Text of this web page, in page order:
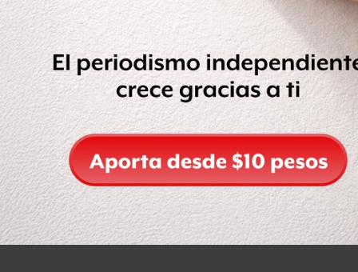
— Derechos Infancia (@derechoinfancia)
January 10,
2020